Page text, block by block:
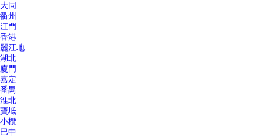
大同
衢州
江門
香港
麗江地
湖北
廈門
嘉定
番禺
淮北
寶坻
小欖
巴中